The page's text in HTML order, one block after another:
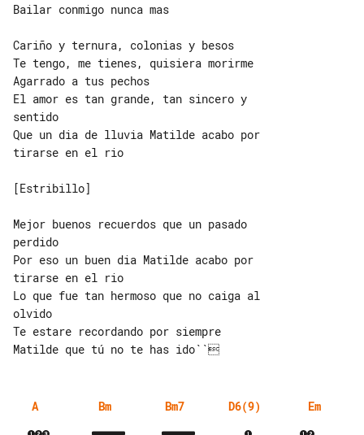
Bailar conmigo nunca mas
Cariño y ternura, colonias y besos
Te tengo, me tienes, quisiera morirme
Agarrado a tus pechos
El amor es tan grande, tan sincero y
sentido
Que un dia de lluvia Matilde acabo por
tirarse en el rio
[Estribillo]
Mejor buenos recuerdos que un pasado
perdido
Por eso un buen dia Matilde acabo por
tirarse en el rio
Lo que fue tan hermoso que no caiga al
olvido
Te estare recordando por siempre
A Bm Bm7 D6(9) Em